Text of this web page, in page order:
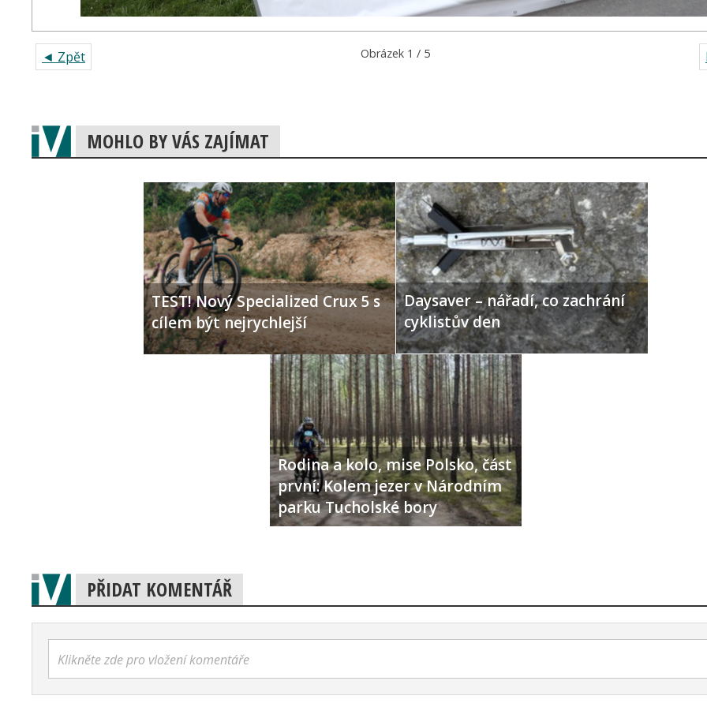
◄ Zpět Obrázek 1 / 5
MOHLO BY VÁS ZAJÍMAT
TEST! Nový Specialized Crux 5 s
cílem být nejrychlejší
Daysaver – nářadí, co zachrání
cyklistův den
Rodina a kolo, mise Polsko, část
první: Kolem jezer v Národním
parku Tucholské bory
PŘIDAT KOMENTÁŘ
Klikněte zde pro vložení komentáře